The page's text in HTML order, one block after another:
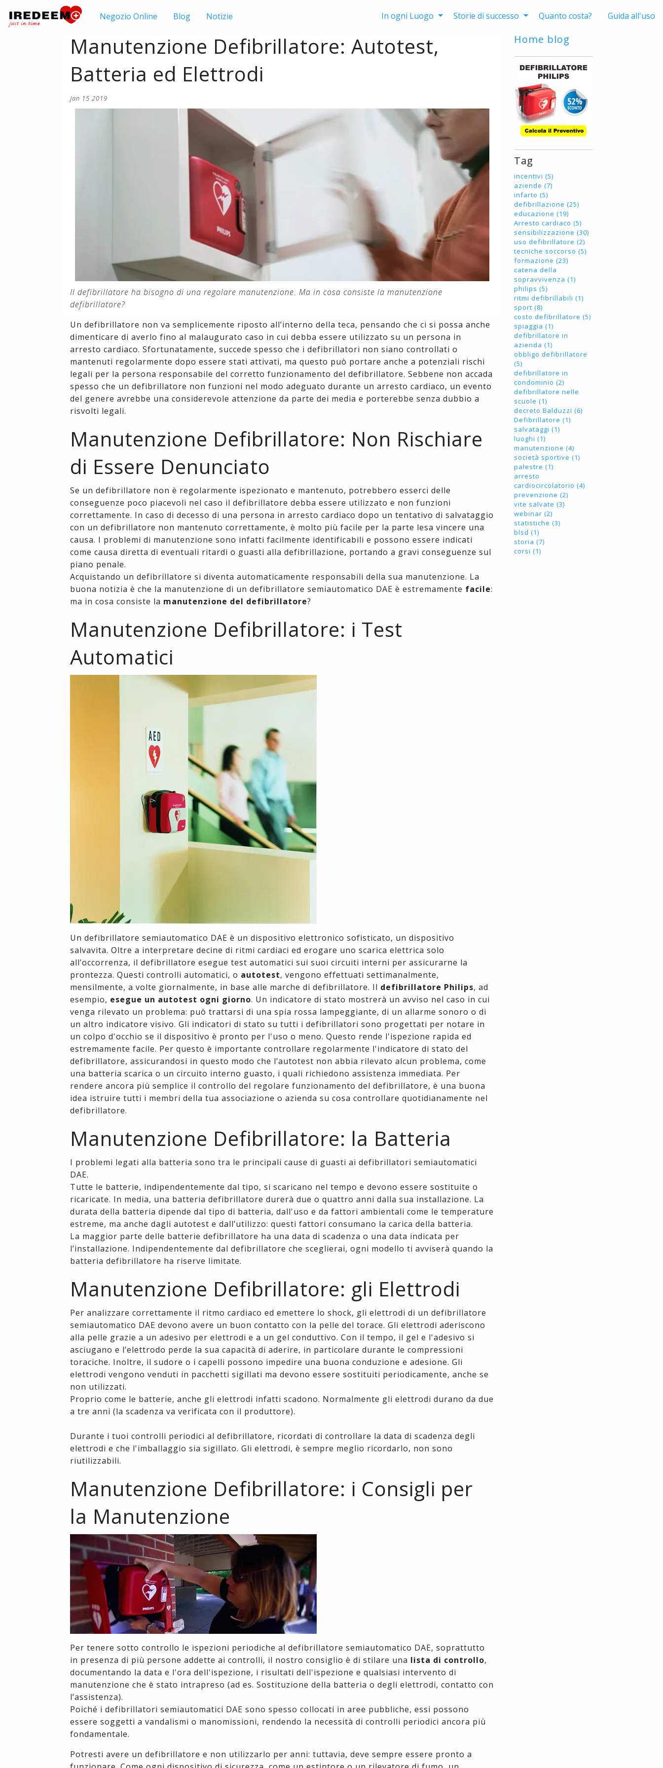
Negozio Online Blog Notizie In ogni Luogo Storie di successo Quanto costa? Guida all'uso
Manutenzione Defibrillatore: Autotest,
Batteria ed Elettrodi
Jan 15 2019
Il defibrillatore ha bisogno di una regolare manutenzione. Ma in cosa consiste la manutenzione
defibrillatore?
Un defibrillatore non va semplicemente riposto all’interno della teca, pensando che ci si possa anche
dimenticare di averlo fino al malaugurato caso in cui debba essere utilizzato su un persona in
arresto cardiaco. Sfortunatamente, succede spesso che i defibrillatori non siano controllati o
mantenuti regolarmente dopo essere stati attivati, ma questo può portare anche a potenziali rischi
legali per la persona responsabile del corretto funzionamento del defibrillatore. Sebbene non accada
spesso che un defibrillatore non funzioni nel modo adeguato durante un arresto cardiaco, un evento
del genere avrebbe una considerevole attenzione da parte dei media e porterebbe senza dubbio a
risvolti legali.
Manutenzione Defibrillatore: Non Rischiare
di Essere Denunciato
Se un defibrillatore non è regolarmente ispezionato e mantenuto, potrebbero esserci delle
conseguenze poco piacevoli nel caso il defibrillatore debba essere utilizzato e non funzioni
correttamente. In caso di decesso di una persona in arresto cardiaco dopo un tentativo di salvataggio
con un defibrillatore non mantenuto correttamente, è molto più facile per la parte lesa vincere una
causa. I problemi di manutenzione sono infatti facilmente identificabili e possono essere indicati
come causa diretta di eventuali ritardi o guasti alla defibrillazione, portando a gravi conseguenze sul
piano penale.
Acquistando un defibrillatore si diventa automaticamente responsabili della sua manutenzione. La
buona notizia è che la manutenzione di un defibrillatore semiautomatico DAE è estremamente facile:
ma in cosa consiste la manutenzione del defibrillatore?
Manutenzione Defibrillatore: i Test
Automatici
Un defibrillatore semiautomatico DAE è un dispositivo elettronico sofisticato, un dispositivo
salvavita. Oltre a interpretare decine di ritmi cardiaci ed erogare uno scarica elettrica solo
all’occorrenza, il defibrillatore esegue test automatici sui suoi circuiti interni per assicurarne la
prontezza. Questi controlli automatici, o autotest, vengono effettuati settimanalmente,
mensilmente, a volte giornalmente, in base alle marche di defibrillatore. Il defibrillatore Philips, ad
esempio, esegue un autotest ogni giorno. Un indicatore di stato mostrerà un avviso nel caso in cui
venga rilevato un problema: può trattarsi di una spia rossa lampeggiante, di un allarme sonoro o di
un altro indicatore visivo. Gli indicatori di stato su tutti i defibrillatori sono progettati per notare in
un colpo d'occhio se il dispositivo è pronto per l'uso o meno. Questo rende l'ispezione rapida ed
estremamente facile. Per questo è importante controllare regolarmente l'indicatore di stato del
defibrillatore, assicurandosi in questo modo che l’autotest non abbia rilevato alcun problema, come
una batteria scarica o un circuito interno guasto, i quali richiedono assistenza immediata. Per
rendere ancora più semplice il controllo del regolare funzionamento del defibrillatore, è una buona
idea istruire tutti i membri della tua associazione o azienda su cosa controllare quotidianamente nel
defibrillatore.
Manutenzione Defibrillatore: la Batteria
I problemi legati alla batteria sono tra le principali cause di guasti ai defibrillatori semiautomatici
DAE.
Tutte le batterie, indipendentemente dal tipo, si scaricano nel tempo e devono essere sostituite o
ricaricate. In media, una batteria defibrillatore durerà due o quattro anni dalla sua installazione. La
durata della batteria dipende dal tipo di batteria, dall'uso e da fattori ambientali come le temperature
estreme, ma anche dagli autotest e dall’utilizzo: questi fattori consumano la carica della batteria.
La maggior parte delle batterie defibrillatore ha una data di scadenza o una data indicata per
l’installazione. Indipendentemente dal defibrillatore che sceglierai, ogni modello ti avviserà quando la
batteria defibrillatore ha riserve limitate.
Manutenzione Defibrillatore: gli Elettrodi
Per analizzare correttamente il ritmo cardiaco ed emettere lo shock, gli elettrodi di un defibrillatore
semiautomatico DAE devono avere un buon contatto con la pelle del torace. Gli elettrodi aderiscono
alla pelle grazie a un adesivo per elettrodi e a un gel conduttivo. Con il tempo, il gel e l'adesivo si
asciugano e l’elettrodo perde la sua capacità di aderire, in particolare durante le compressioni
toraciche. Inoltre, il sudore o i capelli possono impedire una buona conduzione e adesione. Gli
elettrodi vengono venduti in pacchetti sigillati ma devono essere sostituiti periodicamente, anche se
non utilizzati.
Proprio come le batterie, anche gli elettrodi infatti scadono. Normalmente gli elettrodi durano da due
a tre anni (la scadenza va verificata con il produttore).
Durante i tuoi controlli periodici al defibrillatore, ricordati di controllare la data di scadenza degli
elettrodi e che l'imballaggio sia sigillato. Gli elettrodi, è sempre meglio ricordarlo, non sono
riutilizzabili.
Manutenzione Defibrillatore: i Consigli per
la Manutenzione
Per tenere sotto controllo le ispezioni periodiche al defibrillatore semiautomatico DAE, soprattutto
in presenza di più persone addette ai controlli, il nostro consiglio è di stilare una lista di controllo,
documentando la data e l'ora dell'ispezione, i risultati dell'ispezione e qualsiasi intervento di
manutenzione che è stato intrapreso (ad es. Sostituzione della batteria o degli elettrodi, contatto con
l’assistenza).
Poiché i defibrillatori semiautomatici DAE sono spesso collocati in aree pubbliche, essi possono
essere soggetti a vandalismi o manomissioni, rendendo la necessità di controlli periodici ancora più
fondamentale.
Potresti avere un defibrillatore e non utilizzarlo per anni: tuttavia, deve sempre essere pronto a
Home blog
Tag
incentivi (5)
aziende (7)
infarto (5)
defibrillazione (25)
educazione (19)
Arresto cardiaco (5)
sensibilizzazione (30)
uso defibrillatore (2)
tecniche soccorso (5)
formazione (23)
catena della
sopravvivenza (1)
philips (5)
ritmi defibrillabili (1)
sport (8)
costo defibrillatore (5)
spiaggia (1)
defibrillatore in
azienda (1)
obbligo defibrillatore
(5)
defibrillatore in
condominio (2)
defibrillatore nelle
scuole (1)
decreto Balduzzi (6)
Defibrillatore (1)
salvataggi (1)
luoghi (1)
manutenzione (4)
società sportive (1)
palestre (1)
arresto
cardiocircolatorio (4)
prevenzione (2)
vite salvate (3)
webinar (2)
statistiche (3)
blsd (1)
storia (7)
corsi (1)